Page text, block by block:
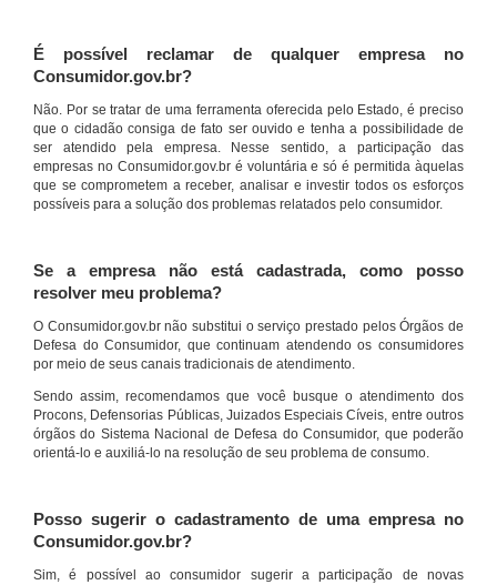
É possível reclamar de qualquer empresa no
Consumidor.gov.br?
Não. Por se tratar de uma ferramenta oferecida pelo Estado, é preciso
que o cidadão consiga de fato ser ouvido e tenha a possibilidade de
ser atendido pela empresa. Nesse sentido, a participação das
empresas no Consumidor.gov.br é voluntária e só é permitida àquelas
que se comprometem a receber, analisar e investir todos os esforços
possíveis para a solução dos problemas relatados pelo consumidor.
Se a empresa não está cadastrada, como posso
resolver meu problema?
O Consumidor.gov.br não substitui o serviço prestado pelos Órgãos de
Defesa do Consumidor, que continuam atendendo os consumidores
por meio de seus canais tradicionais de atendimento.
Sendo assim, recomendamos que você busque o atendimento dos
Procons, Defensorias Públicas, Juizados Especiais Cíveis, entre outros
órgãos do Sistema Nacional de Defesa do Consumidor, que poderão
orientá-lo e auxiliá-lo na resolução de seu problema de consumo.
Posso sugerir o cadastramento de uma empresa no
Consumidor.gov.br?
Sim, é possível ao consumidor sugerir a participação de novas